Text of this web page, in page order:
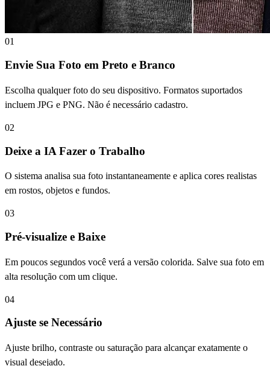
01
Envie Sua Foto em Preto e Branco
Escolha qualquer foto do seu dispositivo. Formatos suportados
incluem JPG e PNG. Não é necessário cadastro.
02
Deixe a IA Fazer o Trabalho
O sistema analisa sua foto instantaneamente e aplica cores realistas
em rostos, objetos e fundos.
03
Pré-visualize e Baixe
Em poucos segundos você verá a versão colorida. Salve sua foto em
alta resolução com um clique.
04
Ajuste se Necessário
Ajuste brilho, contraste ou saturação para alcançar exatamente o
visual desejado.